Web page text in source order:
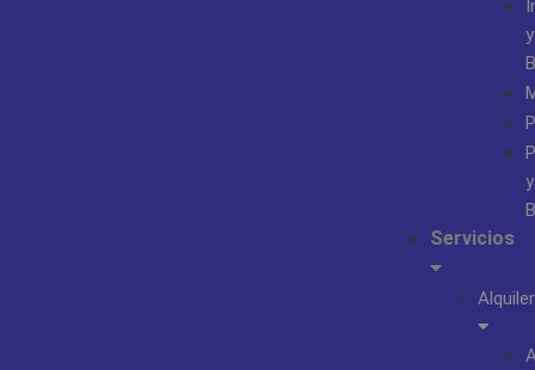
y
y
Servicios
Alquiler